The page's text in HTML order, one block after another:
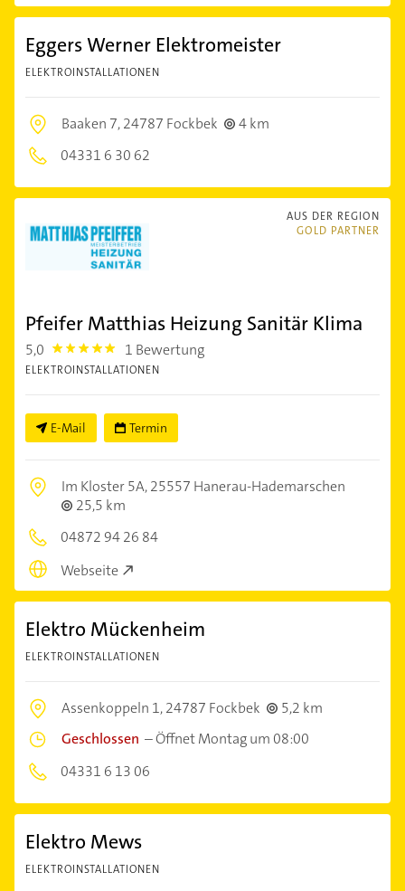
Eggers Werner Elektromeister
ELEKTROINSTALLATIONEN
Baaken 7,24787 Fockbek
4 km
04331 6 30 62
AUS DER REGION
GOLD PARTNER
Pfeifer Matthias Heizung Sanitär Klima
5,0 5.0 1 Bewertung
ELEKTROINSTALLATIONEN
E-Mail Termin
Im Kloster 5A,25557 Hanerau-Hademarschen
25,5 km
04872 94 26 84
Webseite
Elektro Mückenheim
ELEKTROINSTALLATIONEN
Assenkoppeln 1,24787 Fockbek
5,2 km
Geschlossen –Öffnet Montag um 08:00
04331 6 13 06
Elektro Mews
ELEKTROINSTALLATIONEN